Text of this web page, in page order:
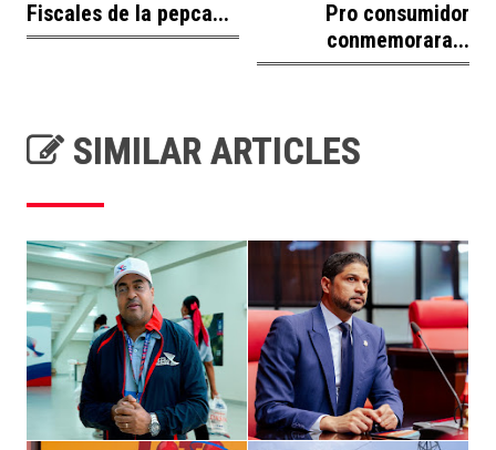
Fiscales de la pepca...
Pro consumidor
conmemorara...
SIMILAR ARTICLES